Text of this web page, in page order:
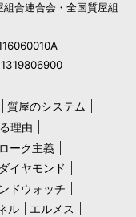
合連合会・全国質屋組
質屋のシステム
理由
ーク主義
ダイヤモンド
ドウォッチ
ル
エルメス